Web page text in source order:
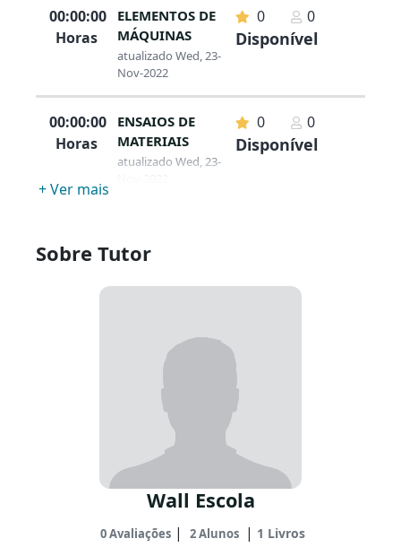
+ Ver mais
00:00:00
Horas
ELEMENTOS DE
MÁQUINAS
atualizado Wed, 23-
Nov-2022
0 0
Disponível
00:00:00
Horas
ENSAIOS DE
MATERIAIS
atualizado Wed, 23-
0 0
Disponível
Sobre Tutor
Wall Escola
0 Avaliações| 2 Alunos | 1 Livros